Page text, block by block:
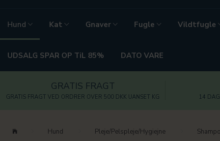
Hund Kat Gnaver Fugle Vildtfugle
UDSALG SPAR OP TiL 85% DATO VARE
GRATIS FRAGT
GRATIS FRAGT VED ORDRER OVER 500 DKK UANSET KG 14
Hund Pleje/Pelspleje/Hygiejne